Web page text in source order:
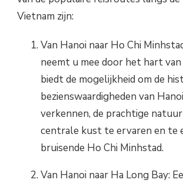
Vietnam zijn:
Van Hanoi naar Ho Chi
neemt u mee door het hart
biedt de mogelijkheid om de
bezienswaardigheden van
verkennen, de prachtige natuur
centrale kust te ervaren en te
bruisende Ho Chi Minhstad.
Van Hanoi naar Ha Long Bay: